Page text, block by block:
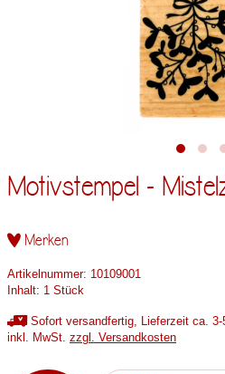
Motivstempel -
Merken
Artikelnummer: 10109001
Inhalt: 1 Stück
Sofort versandfertig, Lieferzeit ca. 3-
inkl. MwSt. zzgl. Versandkosten